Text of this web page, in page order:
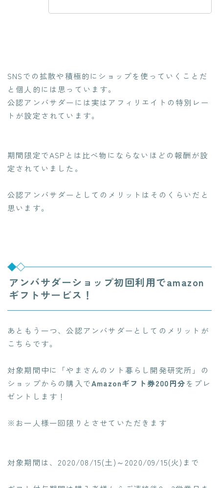
SNSでの拡散や積極的にショップを使っていくことだ
と個人的には思っています。
公認アンバサダーには実はアフィリエイトの特別レー
トが設定されています。
期間限定でASPとは比べ物にならないほどの報酬が設
定されていました。
公認アンバサダーとしてのメリットはそのくらいだと
思います。
アンバサダーショップ初回利用でamazon
ギフトサービス！
あともう一つ、公認アンバサダーとしてのメリットが
こちらです。
対象期間中に「やまさんのソト暮らし開発研究所」の
ショップからの購入でAmazonギフト券200円分をプレ
ゼントします！
※お一人様一回限りとさせていただきます
対象期間は、2020/08/15(土)～2020/09/15(火)まで